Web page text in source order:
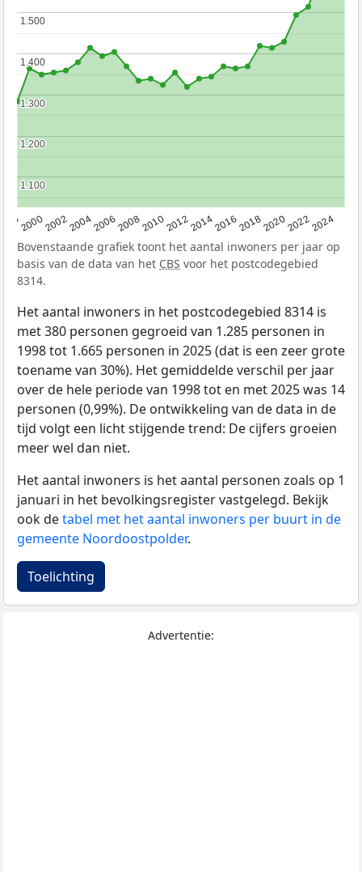
2000200220042006200820102012201420162018202020222024
1.100
1.100
1.200
1.200
1.300
1.300
1.400
1.400
1.500
1.500
Bovenstaande grafiek toont het aantal inwoners per jaar op
basis van de data van het CBS voor het postcodegebied
8314.
Het aantal inwoners in het postcodegebied 8314 is
met 380 personen gegroeid van 1.285 personen in
1998 tot 1.665 personen in 2025 (dat is een zeer grote
toename van 30%). Het gemiddelde verschil per jaar
over de hele periode van 1998 tot en met 2025 was 14
personen (0,99%). De ontwikkeling van de data in de
tijd volgt een licht stijgende trend: De cijfers groeien
meer wel dan niet.
Het aantal inwoners is het aantal personen zoals op 1
januari in het bevolkingsregister vastgelegd. Bekijk
ook detabel met het aantal inwoners per buurt in de
gemeente Noordoostpolder.
Toelichting
Advertentie: